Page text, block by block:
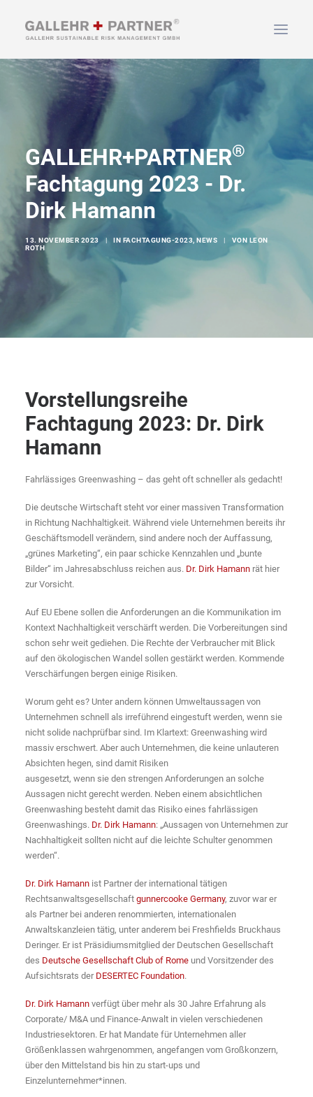
NEWS & INFOS
KONTAKT
GALLEHR+PARTNER®
Fachtagung 2023 - Dr.
Dirk Hamann
13. NOVEMBER 2023 | IN FACHTAGUNG-2023, NEWS | VON LEON
ROTH
Vorstellungsreihe
Fachtagung 2023: Dr. Dirk
Hamann
Fahrlässiges Greenwashing – das geht oft schneller als gedacht!
Die deutsche Wirtschaft steht vor einer massiven Transformation
in Richtung Nachhaltigkeit. Während viele Unternehmen bereits ihr
Geschäftsmodell verändern, sind andere noch der Auffassung,
„grünes Marketing“, ein paar schicke Kennzahlen und „bunte
Bilder“ im Jahresabschluss reichen aus. Dr. Dirk Hamann rät hier
zur Vorsicht.
Auf EU Ebene sollen die Anforderungen an die Kommunikation im
Kontext Nachhaltigkeit verschärft werden. Die Vorbereitungen sind
schon sehr weit gediehen. Die Rechte der Verbraucher mit Blick
auf den ökologischen Wandel sollen gestärkt werden. Kommende
Verschärfungen bergen einige Risiken.
Worum geht es? Unter andern können Umweltaussagen von
Unternehmen schnell als irreführend eingestuft werden, wenn sie
nicht solide nachprüfbar sind. Im Klartext: Greenwashing wird
massiv erschwert. Aber auch Unternehmen, die keine unlauteren
Absichten hegen, sind damit Risiken
ausgesetzt, wenn sie den strengen Anforderungen an solche
Aussagen nicht gerecht werden. Neben einem absichtlichen
Greenwashing besteht damit das Risiko eines fahrlässigen
Greenwashings. Dr. Dirk Hamann: „Aussagen von Unternehmen zur
Nachhaltigkeit sollten nicht auf die leichte Schulter genommen
werden“.
Dr. Dirk Hamann ist Partner der international tätigen
Rechtsanwaltsgesellschaft gunnercooke Germany, zuvor war er
als Partner bei anderen renommierten, internationalen
Anwaltskanzleien tätig, unter anderem bei Freshfields Bruckhaus
Deringer. Er ist Präsidiumsmitglied der Deutschen Gesellschaft
des Deutsche Gesellschaft Club of Rome und Vorsitzender des
Aufsichtsrats der DESERTEC Foundation.
Dr. Dirk Hamann verfügt über mehr als 30 Jahre Erfahrung als
Corporate/ M&A und Finance-Anwalt in vielen verschiedenen
Industriesektoren. Er hat Mandate für Unternehmen aller
Größenklassen wahrgenommen, angefangen vom Großkonzern,
über den Mittelstand bis hin zu start-ups und
Einzelunternehmer*innen.